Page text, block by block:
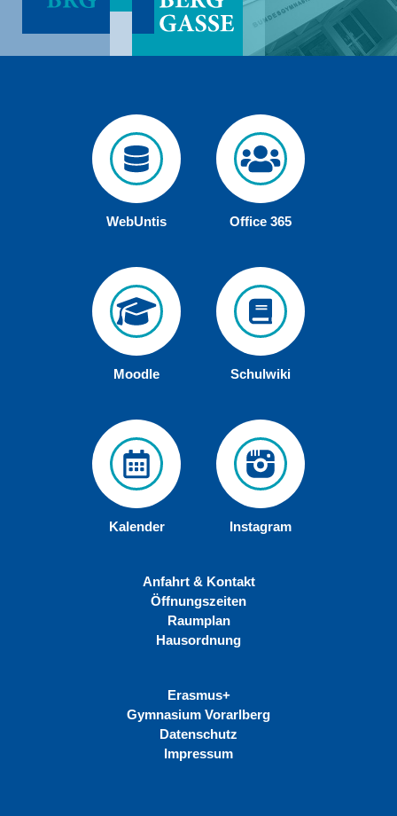
WebUntis Office 365
Moodle Schulwiki
Kalender Instagram
Anfahrt & Kontakt
Öffnungszeiten
Raumplan
Hausordnung
Erasmus+
Gymnasium Vorarlberg
Datenschutz
Impressum